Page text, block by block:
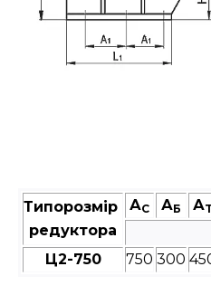
Типорозмір
редуктора
АC АБ АT
Ц2-750
750 300